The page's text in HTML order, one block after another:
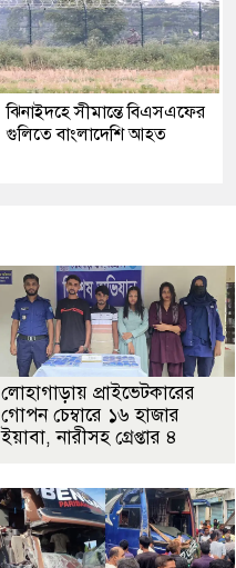
ঝিনাইদহে সীমান্তে বিএসএফের
গুলিতে বাংলাদেশি আহত
লোহাগাড়ায় প্রাইভেটকারের
গোপন চেম্বারে ১৬ হাজার
ইয়াবা, নারীসহ গ্রেপ্তার ৪